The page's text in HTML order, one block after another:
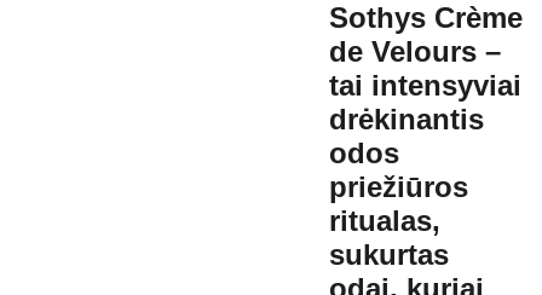
Sothys Crème
de Velours –
tai intensyviai
drėkinantis
odos
priežiūros
ritualas,
sukurtas
odai, kuriai